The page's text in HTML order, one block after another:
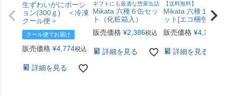
生ずわいがにポーシ
ョン(300ｇ) ＜冷凍
クール便＞
クール便でお届け
販売価格 ¥4,774税込
詳細を見る
ギフトにも最適な惣菜缶詰
Mikata 六種６缶セッ
ト（化粧箱入）
販売価格 ¥2,386税込
詳細を見る
【送料無料】
Mikata 六種１２缶
ット[エコ梱包]
販売価格 ¥4,300
詳細を見る